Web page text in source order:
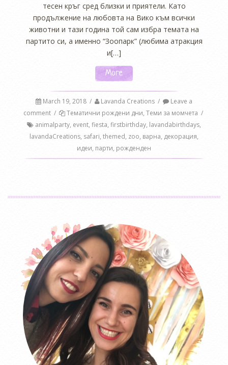
тесен кръг сред близки и приятели. Като
продължение на любовта на Вико към всички
животни и тази година той сам избра темата на
партито си, а именно “Зоопарк” (любима атракция
и[…]
More
March 19, 2018 / Lavanda Creations /
Leave a
comment / Тематични рождени дни, Теми за момчета /
animalparty, event, fiesta, firstbirthday, lavandabirthdays,
lavandaCreations, safari, themed, zoo, варна, декорация,
идеи, парти, рожденден